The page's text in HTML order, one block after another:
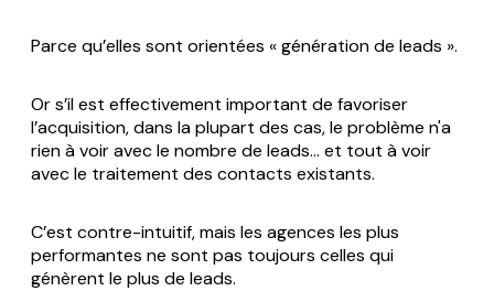
Parce qu’elles sont orientées « génération de leads ».
Or s’il est effectivement important de favoriser
l’acquisition, dans la plupart des cas, le problème n'a
rien à voir avec le nombre de leads… et tout à voir
avec le traitement des contacts existants.
C’est contre-intuitif, mais les agences les plus
performantes ne sont pas toujours celles qui
génèrent le plus de leads.